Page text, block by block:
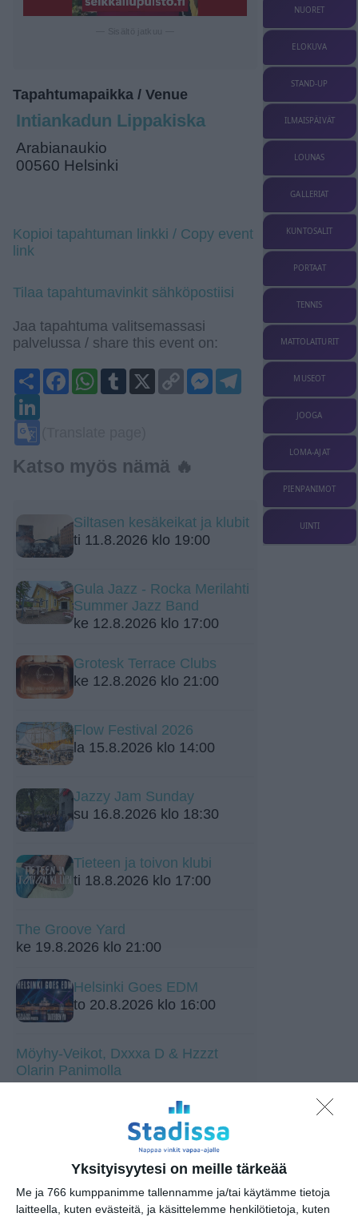
Yksityisyytesi on meille tärkeää
Me ja 766 kumppanimme tallennamme ja/tai käytämme tietoja
laitteella, kuten evästeitä, ja käsittelemme henkilötietoja, kuten
Tapahtumapaikka / Venue
Intiankadun Lippakiska
Arabianaukio
00560 Helsinki
Kopioi tapahtuman linkki / Copy event
link
Tilaa tapahtumavinkit sähköpostiisi
Jaa tapahtuma valitsemassasi
palvelussa / share this event on:
ShareFacebookWhatsApp
Tumblr
X
Copy
Link
MessengerTelegram
Katso myös nämä 🔥
Siltasen kesäkeikat ja klubit
ti 11.8.2026 klo 19:00
Gula Jazz - Rocka Merilahti
Summer Jazz Band
ke 12.8.2026 klo 17:00
Grotesk Terrace Clubs
ke 12.8.2026 klo 21:00
Flow Festival 2026
la 15.8.2026 klo 14:00
Jazzy Jam Sunday
su 16.8.2026 klo 18:30
Tieteen ja toivon klubi
ti 18.8.2026 klo 17:00
The Groove Yard
ke 19.8.2026 klo 21:00
Helsinki Goes EDM
to 20.8.2026 klo 16:00
Möyhy-Veikot, Dxxxa D & Hzzzt
Olarin Panimolla
to 20.8.2026 klo 20:00
Vallisaaren K40
saaristodisco 🪩🥂
pe 21.8.2026 klo 19:30
NUORET
ELOKUVA
STAND-UP
ILMAISPÄIVÄT
LOUNAS
GALLERIAT
KUNTOSALIT
PORTAAT
TENNIS
MATTOLAITURIT
MUSEOT
JOOGA
LOMA-AJAT
PIENPANIMOT
UINTI